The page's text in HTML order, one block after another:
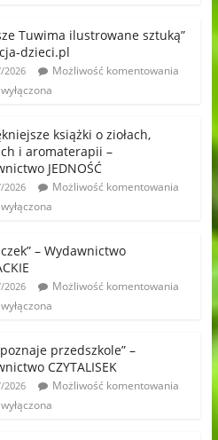
Tuwima ilustrowane sztuką”
dzieci.pl
2026
Możliwość komentowania
książki o ziołach,
i aromaterapii –
JEDNOŚĆ
2026
Możliwość komentowania
– Wydawnictwo
2026
Możliwość komentowania
przedszkole” –
CZYTALISEK
2026
Możliwość komentowania